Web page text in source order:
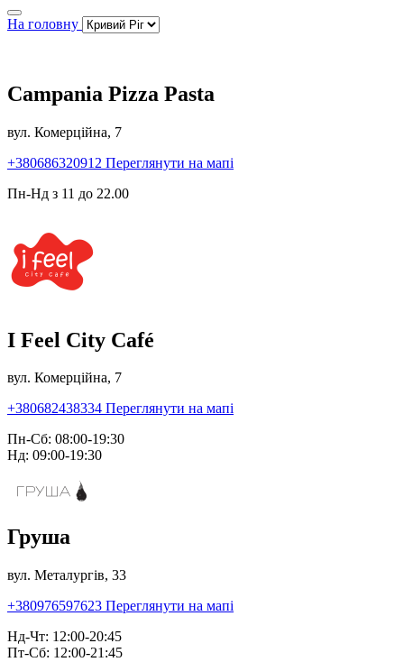
На головну
Campania Pizza Pasta
вул. Комерційна, 7
+380686320912 Переглянути на мапі
Пн-Нд з 11 до 22.00
I Feel City Café
вул. Комерційна, 7
+380682438334 Переглянути на мапі
Пн-Сб: 08:00-19:30
Нд: 09:00-19:30
Груша
вул. Металургів, 33
+380976597623 Переглянути на мапі
Нд-Чт: 12:00-20:45
Пт-Сб: 12:00-21:45